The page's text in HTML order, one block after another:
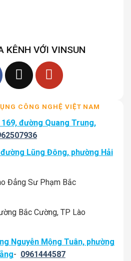
KÊNH VỚI VINSUN
CÔNG NGHỆ VIỆT NAM
đường Quang Trung,
Lũng Đông, phường Hải
Đẳng Sư Phạm Bắc
Bắc Cường, TP Lào
Nguyễn Mộng Tuân, phường
- 0961444587